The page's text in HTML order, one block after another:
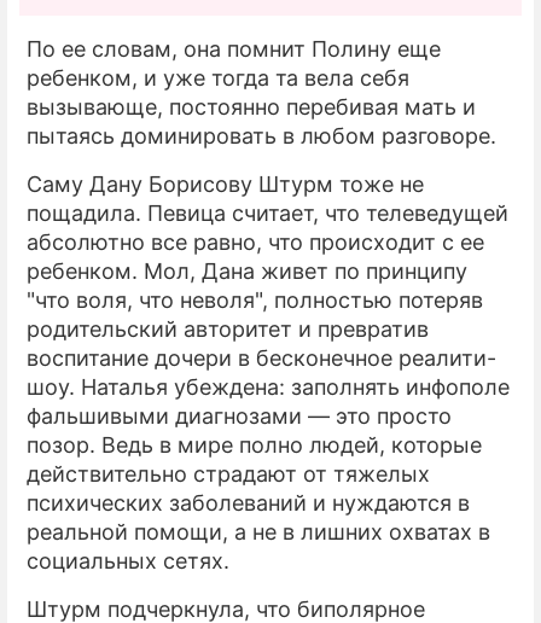
По ее словам, она помнит Полину еще
ребенком, и уже тогда та вела себя
вызывающе, постоянно перебивая мать и
пытаясь доминировать в любом разговоре.
Саму Дану Борисову Штурм тоже не
пощадила. Певица считает, что телеведущей
абсолютно все равно, что происходит с ее
ребенком. Мол, Дана живет по принципу
"что воля, что неволя", полностью потеряв
родительский авторитет и превратив
воспитание дочери в бесконечное реалити-
шоу. Наталья убеждена: заполнять инфополе
фальшивыми диагнозами — это просто
позор. Ведь в мире полно людей, которые
действительно страдают от тяжелых
психических заболеваний и нуждаются в
реальной помощи, а не в лишних охватах в
социальных сетях.
Штурм подчеркнула, что биполярное